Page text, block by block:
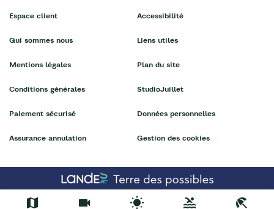
Espace client
Qui sommes nous
Mentions légales
Conditions générales
Paiement sécurisé
Assurance annulation
Accessibilité
Liens utiles
Plan du site
StudioJuillet
Données personnelles
Gestion des cookies